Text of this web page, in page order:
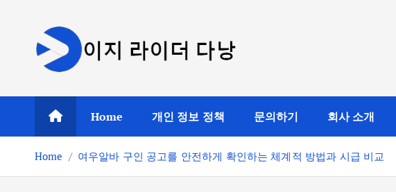
o
t
Home 개인 정보 정책 문의하기 회사 소개
Home 여우알바 구인 공고를 안전하게 확인하는 체계적 방법과 시급 비교